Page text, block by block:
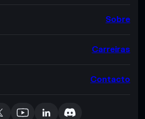
Sobre
Carreiras
Contacto